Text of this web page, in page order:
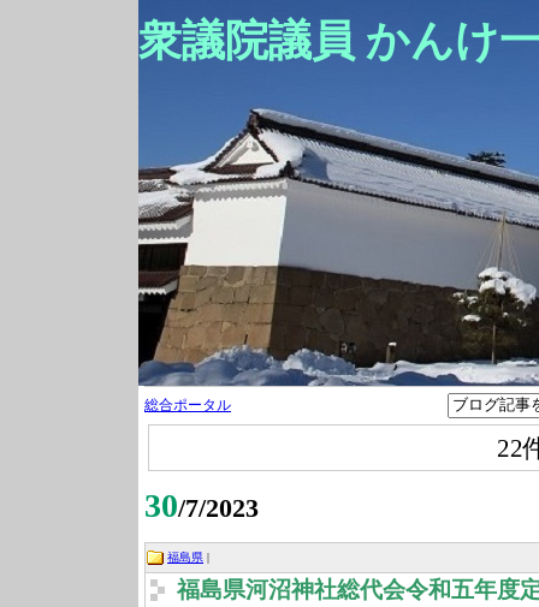
衆議院議員 かんけ
総合ポータル
22
30/7/2023
福島県 |
福島県河沼神社総代会令和五年度